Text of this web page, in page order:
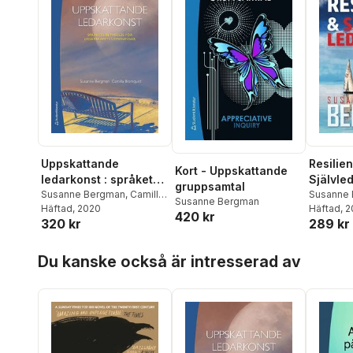
Uppskattande
ledarkonst : språkets
betydelse för
ledarskapets
utmaningar
Susanne Bergman, Camilla
Blomqvist
Häftad, 2020
320 kr
Kort - Uppskattande
gruppsamtal
Susanne Bergman
420 kr
Susanne
Häftad,
289 kr
Du kanske också är intresserad av